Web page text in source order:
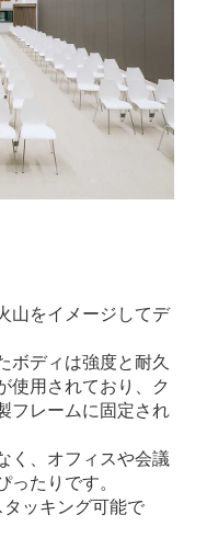
山をイメージしてデ
ボディは強度と耐久
使用されており、ク
フレームに固定され
く、オフィスや会議
たりです。
ッキング可能で